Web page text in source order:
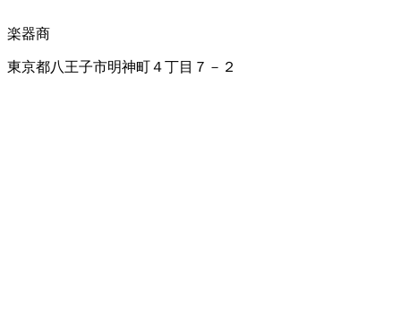
楽器商
東京都八王子市明神町４丁目７－２